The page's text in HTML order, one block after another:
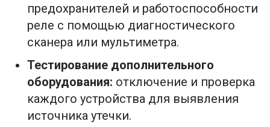
предохранителей и работоспособности
реле с помощью диагностического
сканера или мультиметра.
Тестирование дополнительного
оборудования: отключение и проверка
каждого устройства для выявления
источника утечки.